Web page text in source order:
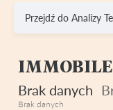
Przejdź do Analizy
IMMOBILE
Brak danych
Brak danych